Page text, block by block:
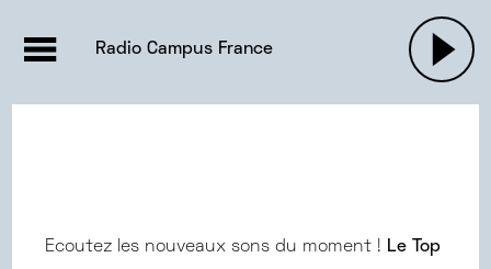
ACTUALITÉS
EMISSIONS |
PODCASTS
Radio Campus France
Ecoutez les nouveaux sons du moment ! Le Top